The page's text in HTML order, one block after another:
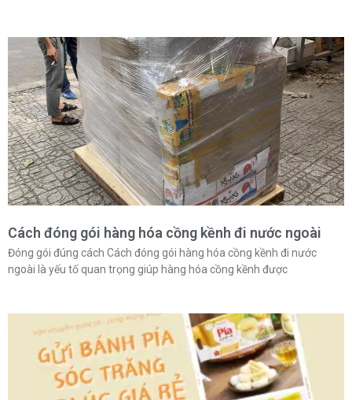
Cách đóng gói hàng hóa cồng kềnh đi nước ngoài
Đóng gói đúng cách Cách đóng gói hàng hóa cồng kềnh đi nước
ngoài là yếu tố quan trọng giúp hàng hóa cồng kềnh được